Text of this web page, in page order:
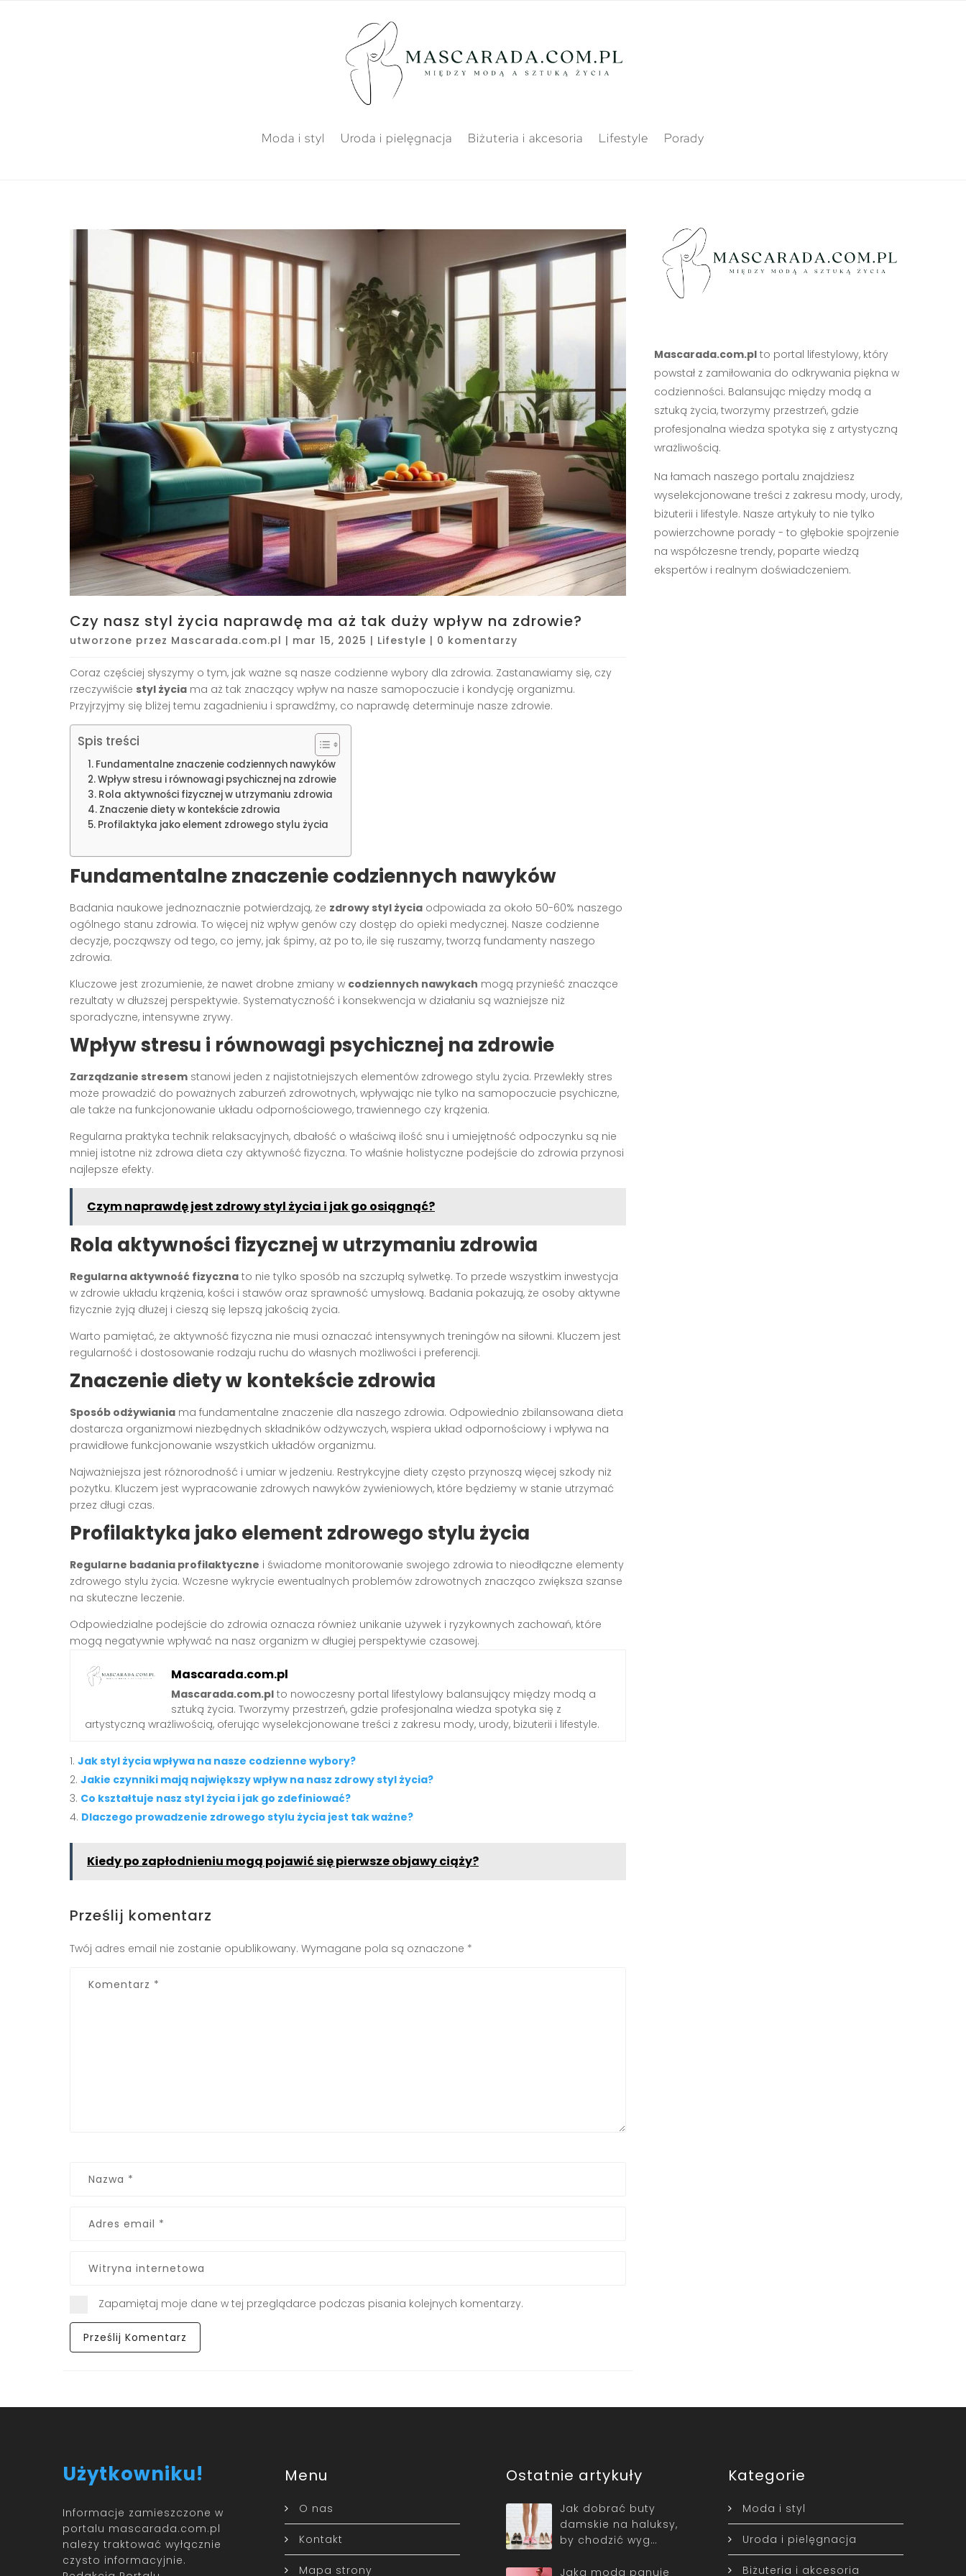
Moda i styl Uroda i pielęgnacja Biżuteria i akcesoria Lifestyle Porady
Czy nasz styl życia naprawdę ma aż tak duży wpływ na zdrowie?
utworzone przez Mascarada.com.pl | mar 15, 2025 | Lifestyle | 0 komentarzy
Coraz częściej słyszymy o tym, jak ważne są nasze codzienne wybory dla zdrowia. Zastanawiamy się, czy
rzeczywiście styl życia ma aż tak znaczący wpływ na nasze samopoczucie i kondycję organizmu.
Przyjrzyjmy się bliżej temu zagadnieniu i sprawdźmy, co naprawdę determinuje nasze zdrowie.
Spis treści
Fundamentalne znaczenie codziennych nawyków
Wpływ stresu i równowagi psychicznej na zdrowie
Rola aktywności fizycznej w utrzymaniu zdrowia
Znaczenie diety w kontekście zdrowia
Profilaktyka jako element zdrowego stylu życia
Fundamentalne znaczenie codziennych nawyków
Badania naukowe jednoznacznie potwierdzają, że zdrowy styl życia odpowiada za około 50-60% naszego
ogólnego stanu zdrowia. To więcej niż wpływ genów czy dostęp do opieki medycznej. Nasze codzienne
decyzje, począwszy od tego, co jemy, jak śpimy, aż po to, ile się ruszamy, tworzą fundamenty naszego
zdrowia.
Kluczowe jest zrozumienie, że nawet drobne zmiany w codziennych nawykach mogą przynieść znaczące
rezultaty w dłuższej perspektywie. Systematyczność i konsekwencja w działaniu są ważniejsze niż
sporadyczne, intensywne zrywy.
Wpływ stresu i równowagi psychicznej na zdrowie
Zarządzanie stresem stanowi jeden z najistotniejszych elementów zdrowego stylu życia. Przewlekły stres
może prowadzić do poważnych zaburzeń zdrowotnych, wpływając nie tylko na samopoczucie psychiczne,
ale także na funkcjonowanie układu odpornościowego, trawiennego czy krążenia.
Regularna praktyka technik relaksacyjnych, dbałość o właściwą ilość snu i umiejętność odpoczynku są nie
mniej istotne niż zdrowa dieta czy aktywność fizyczna. To właśnie holistyczne podejście do zdrowia przynosi
najlepsze efekty.
Czym naprawdę jest zdrowy styl życia i jak go osiągnąć?
Rola aktywności fizycznej w utrzymaniu zdrowia
Regularna aktywność fizyczna to nie tylko sposób na szczupłą sylwetkę. To przede wszystkim inwestycja
w zdrowie układu krążenia, kości i stawów oraz sprawność umysłową. Badania pokazują, że osoby aktywne
fizycznie żyją dłużej i cieszą się lepszą jakością życia.
Warto pamiętać, że aktywność fizyczna nie musi oznaczać intensywnych treningów na siłowni. Kluczem jest
regularność i dostosowanie rodzaju ruchu do własnych możliwości i preferencji.
Znaczenie diety w kontekście zdrowia
Sposób odżywiania ma fundamentalne znaczenie dla naszego zdrowia. Odpowiednio zbilansowana dieta
dostarcza organizmowi niezbędnych składników odżywczych, wspiera układ odpornościowy i wpływa na
prawidłowe funkcjonowanie wszystkich układów organizmu.
Najważniejsza jest różnorodność i umiar w jedzeniu. Restrykcyjne diety często przynoszą więcej szkody niż
pożytku. Kluczem jest wypracowanie zdrowych nawyków żywieniowych, które będziemy w stanie utrzymać
przez długi czas.
Profilaktyka jako element zdrowego stylu życia
Regularne badania profilaktyczne i świadome monitorowanie swojego zdrowia to nieodłączne elementy
zdrowego stylu życia. Wczesne wykrycie ewentualnych problemów zdrowotnych znacząco zwiększa szanse
na skuteczne leczenie.
Odpowiedzialne podejście do zdrowia oznacza również unikanie używek i ryzykownych zachowań, które
mogą negatywnie wpływać na nasz organizm w długiej perspektywie czasowej.
Mascarada.com.pl
Mascarada.com.pl to nowoczesny portal lifestylowy balansujący między modą a
sztuką życia. Tworzymy przestrzeń, gdzie profesjonalna wiedza spotyka się z
artystyczną wrażliwością, oferując wyselekcjonowane treści z zakresu mody, urody, biżuterii i lifestyle.
Jak styl życia wpływa na nasze codzienne wybory?
Jakie czynniki mają największy wpływ na nasz zdrowy styl życia?
Co kształtuje nasz styl życia i jak go zdefiniować?
Dlaczego prowadzenie zdrowego stylu życia jest tak ważne?
Kiedy po zapłodnieniu mogą pojawić się pierwsze objawy ciąży?
Prześlij komentarz
Twój adres email nie zostanie opublikowany. Wymagane pola są oznaczone *
Zapamiętaj moje dane w tej przeglądarce podczas pisania kolejnych komentarzy.
Mascarada.com.plto portal lifestylowy, który
powstał z zamiłowania do odkrywania piękna w
codzienności. Balansując między modą a
sztuką życia, tworzymy przestrzeń, gdzie
profesjonalna wiedza spotyka się z artystyczną
wrażliwością.
Na łamach naszego portalu znajdziesz
wyselekcjonowane treści z zakresu mody, urody,
biżuterii i lifestyle. Nasze artykuły to nie tylko
powierzchowne porady - to głębokie spojrzenie
na współczesne trendy, poparte wiedzą
ekspertów i realnym doświadczeniem.
Użytkowniku!
Informacje zamieszczone w
portalu mascarada.com.pl
należy traktować wyłącznie
czysto informacyjnie.
Menu
O nas
Kontakt
Mapa strony
Ostatnie artykuły
Jak dobrać buty
damskie na haluksy,
by chodzić wyg…
Jaka moda panuje
Kategorie
Moda i styl
Uroda i pielęgnacja
Biżuteria i akcesoria